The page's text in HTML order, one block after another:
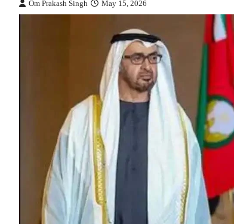
Om Prakash Singh May 15, 2026